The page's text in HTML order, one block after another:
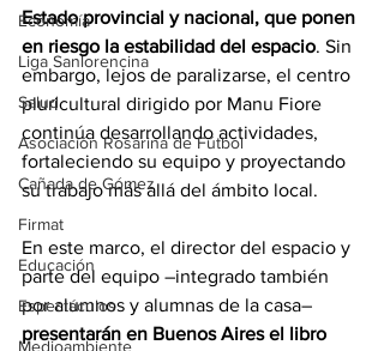
Economía
Liga Sanlorencina
Salud
Asociación Rosarina de Fútbol
Cañada de Gómez
Firmat
Educación
Espectáculos
Medioambiente
Estado provincial y nacional, que ponen
en riesgo la estabilidad del espacio. Sin
embargo, lejos de paralizarse, el centro
pluricultural dirigido por Manu Fiore
continúa desarrollando actividades,
fortaleciendo su equipo y proyectando
su trabajo más allá del ámbito local.
En este marco, el director del espacio y
parte del equipo –integrado también
por alumnos y alumnas de la casa–
presentarán en Buenos Aires el libro